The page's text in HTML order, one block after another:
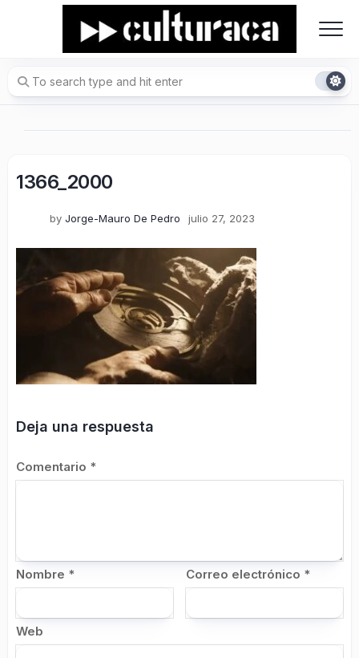
1366_2000
by Jorge-Mauro De Pedro julio 27, 2023
Deja una respuesta
Comentario *
Nombre * Correo electrónico *
Web